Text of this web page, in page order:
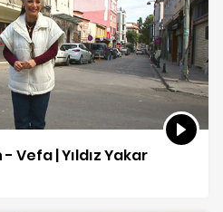
Vefa | Yıldız Yakar